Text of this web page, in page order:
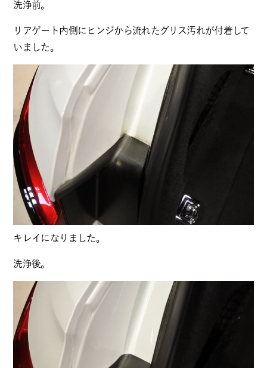
洗浄前。
リアゲート内側にヒンジから流れたグリス汚れが付着して
いました。
キレイになりました。
洗浄後。